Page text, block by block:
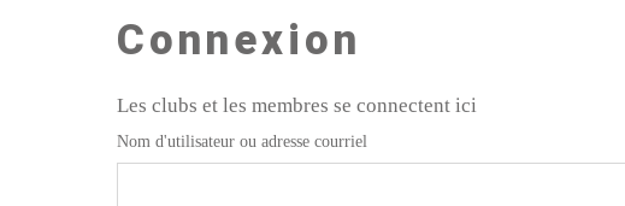
Connexion
Les clubs et les membres se connectent ici
Nom d'utilisateur ou adresse courriel